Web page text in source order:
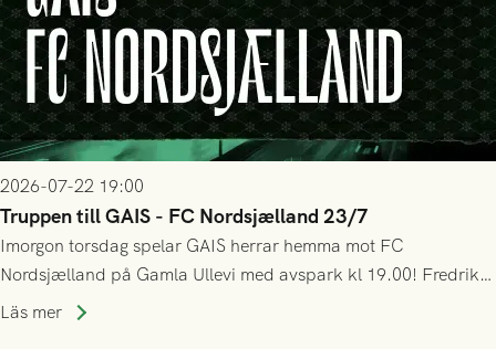
2026-07-22 19:00
Truppen till GAIS - FC Nordsjælland 23/7
Imorgon torsdag spelar GAIS herrar hemma mot FC
Nordsjælland på Gamla Ullevi med avspark kl 19.00! Fredrik
Holmberg och ledarstaben har tagit ut följande trupp till
Läs mer